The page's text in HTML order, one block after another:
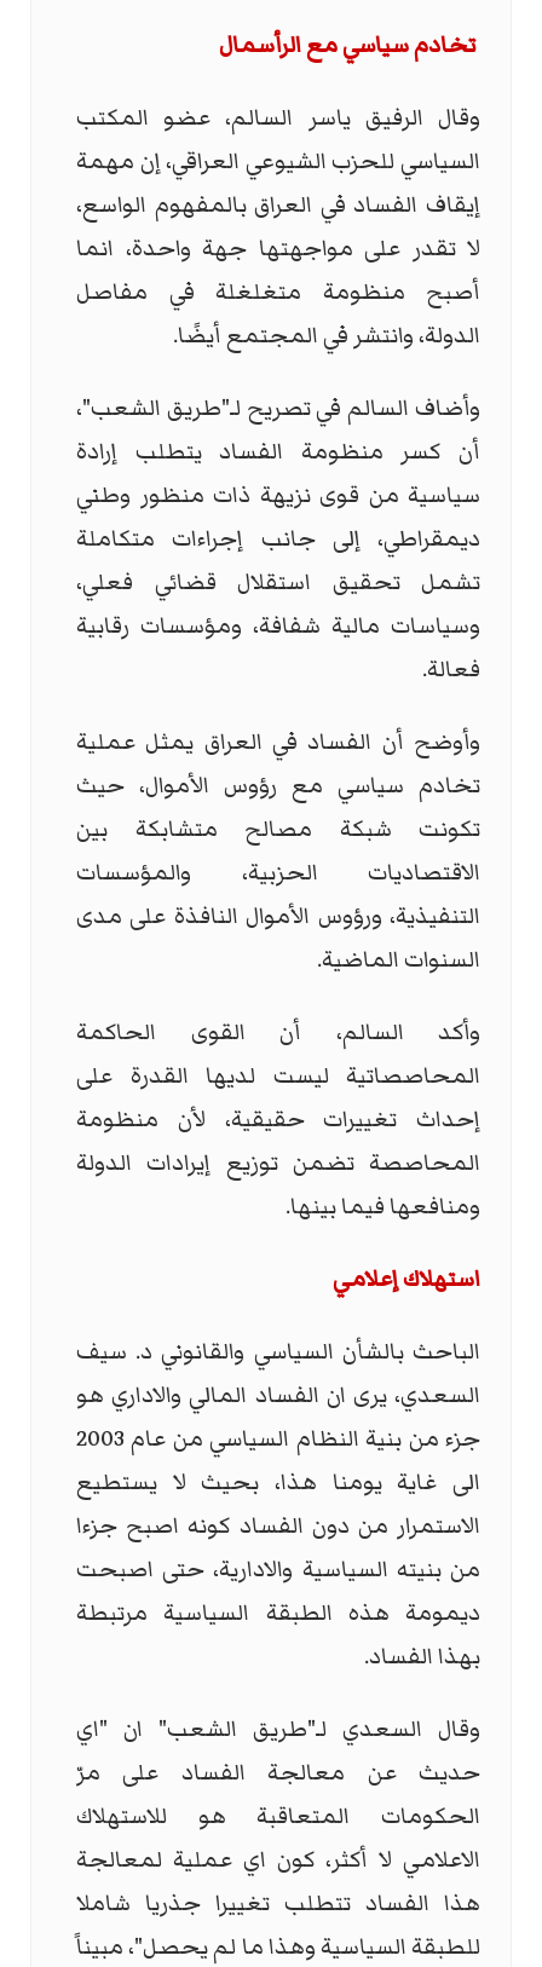
تخادم سياسي مع الرأسمال
وقال الرفيق ياسر السالم، عضو المكتب
السياسي للحزب الشيوعي العراقي، إن مهمة
إيقاف الفساد في العراق بالمفهوم الواسع،
لا تقدر على مواجهتها جهة واحدة، انما
أصبح منظومة متغلغلة في مفاصل
الدولة، وانتشر في المجتمع أيضًا.
وأضاف السالم في تصريح لـ"طريق الشعب"،
أن كسر منظومة الفساد يتطلب إرادة
سياسية من قوى نزيهة ذات منظور وطني
ديمقراطي، إلى جانب إجراءات متكاملة
تشمل تحقيق استقلال قضائي فعلي،
وسياسات مالية شفافة، ومؤسسات رقابية
فعالة.
وأوضح أن الفساد في العراق يمثل عملية
تخادم سياسي مع رؤوس الأموال، حيث
تكونت شبكة مصالح متشابكة بين
الاقتصاديات الحزبية، والمؤسسات
التنفيذية، ورؤوس الأموال النافذة على مدى
السنوات الماضية.
وأكد السالم، أن القوى الحاكمة
المحاصصاتية ليست لديها القدرة على
إحداث تغييرات حقيقية، لأن منظومة
المحاصصة تضمن توزيع إيرادات الدولة
ومنافعها فيما بينها.
استهلاك إعلامي
الباحث بالشأن السياسي والقانوني د. سيف
السعدي، يرى ان الفساد المالي والاداري هو
جزء من بنية النظام السياسي من عام 2003
الى غاية يومنا هذا، بحيث لا يستطيع
الاستمرار من دون الفساد كونه اصبح جزءا
من بنيته السياسية والادارية، حتى اصبحت
ديمومة هذه الطبقة السياسية مرتبطة
بهذا الفساد.
وقال السعدي لـ"طريق الشعب" ان "اي
حديث عن معالجة الفساد على مرّ
الحكومات المتعاقبة هو للاستهلاك
الاعلامي لا أكثر، كون اي عملية لمعالجة
هذا الفساد تتطلب تغييرا جذريا شاملا
للطبقة السياسية وهذا ما لم يحصل"، مبيناً